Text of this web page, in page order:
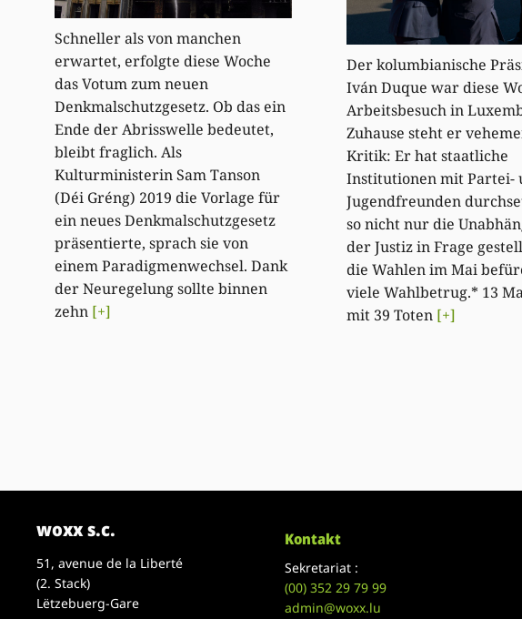
Schneller als von manchen
erwartet, erfolgte diese Woche
das Votum zum neuen
Denkmalschutzgesetz. Ob das ein
Ende der Abrisswelle bedeutet,
bleibt fraglich. Als
Kulturministerin Sam Tanson
(Déi Gréng) 2019 die Vorlage für
ein neues Denkmalschutzgesetz
präsentierte, sprach sie von
einem Paradigmenwechsel. Dank
der Neuregelung sollte binnen
zehn [+]
Der kolumbianische
Iván Duque war diese
Arbeitsbesuch in
Zuhause steht er
Kritik: Er hat staatliche
Institutionen mit Partei-
Jugendfreunden
so nicht nur die
der Justiz in Frage
die Wahlen im Mai
viele Wahlbetrug.* 13
mit 39 Toten [+]
woxx s.c.
51, avenue de la Liberté
(2. Stack)
Lëtzebuerg-Gare
Kontakt
Sekretariat :
(00)352 29 79 99
admin@woxx.lu